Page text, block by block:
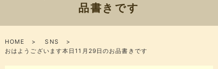
品書きです
HOME
SNS
おはようございます本日11月29日のお品書きです